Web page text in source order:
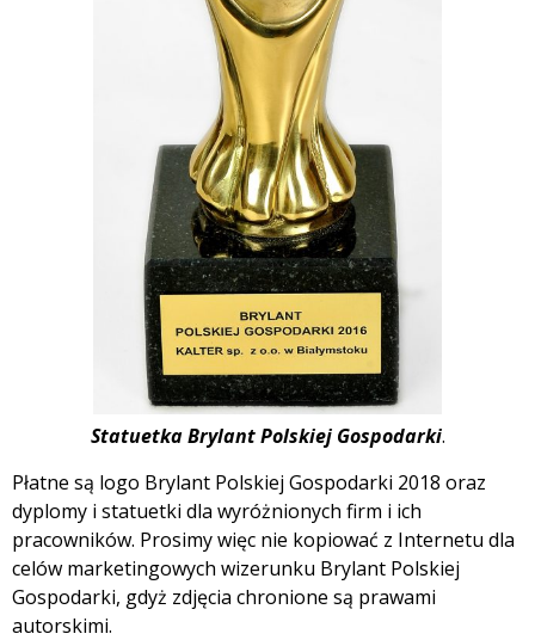
Statuetka Brylant Polskiej Gospodarki.
Płatne są logo Brylant Polskiej Gospodarki 2018 oraz
dyplomy i statuetki dla wyróżnionych firm i ich
pracowników. Prosimy więc nie kopiować z Internetu dla
celów marketingowych wizerunku Brylant Polskiej
Gospodarki, gdyż zdjęcia chronione są prawami
autorskimi.